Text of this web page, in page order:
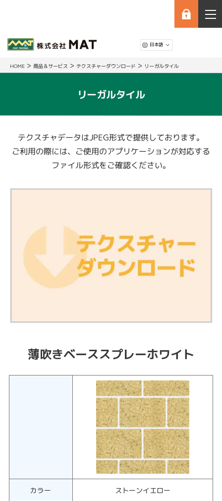
HOME > 商品＆サービス > テクスチャーダウンロード > リーガルタイル
リーガルタイル
テクスチャデータはJPEG形式で提供しております。
ご利用の際には、ご使用のアプリケーションが対応する
ファイル形式をご確認ください。
薄吹きベーススプレーホワイト
カラー ストーンイエロー